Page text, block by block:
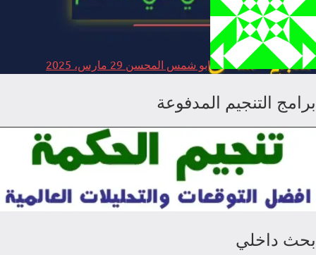
ابو شمس المحسن 29 مارس، 2025
برامج التنجيم المدفوعة
بحث داخلي